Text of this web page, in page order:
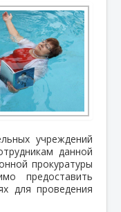
учреждений
данной
прокуратуры
предоставить
для проведения